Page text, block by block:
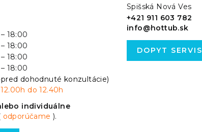
18:00
18:00
18:00
18:00
dohodnuté konzultácie)
do 12.40h
individuálne
odporúčame).
Spišská Nová Ves
+421 911 603 782
info@hottub.sk
DOPYT SERVIS